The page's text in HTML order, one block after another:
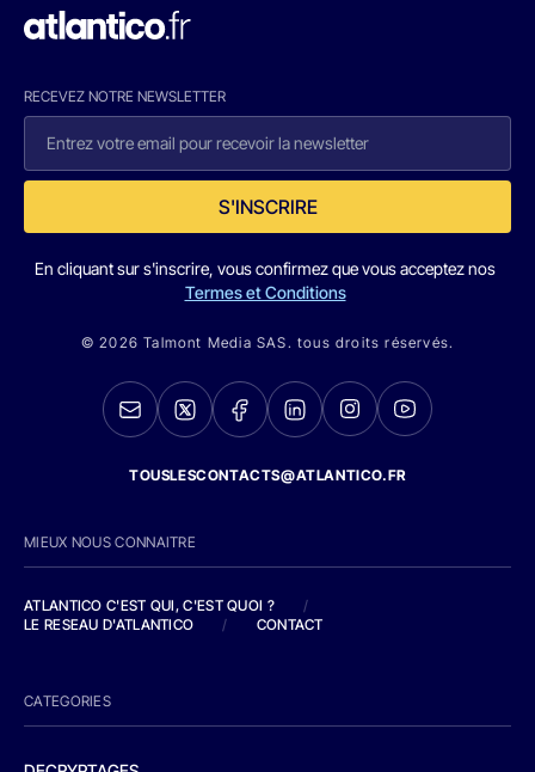
RECEVEZ NOTRE NEWSLETTER
S'INSCRIRE
En cliquant sur s'inscrire, vous confirmez que vous acceptez nos
Termes et Conditions
© 2026 Talmont Media SAS. tous droits réservés.
TOUSLESCONTACTS@ATLANTICO.FR
MIEUX NOUS CONNAITRE
ATLANTICO C'EST QUI, C'EST QUOI ?
/
LE RESEAU D'ATLANTICO
/ CONTACT
CATEGORIES